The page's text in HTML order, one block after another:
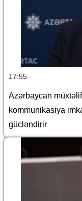
17:55
Azərbaycan
kommunikasiya
gücləndirir